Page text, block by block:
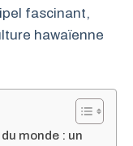
fascinant,
hawaïenne
monde : un